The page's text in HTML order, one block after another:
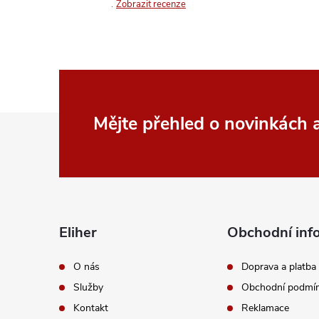
Zobrazit recenze
Mějte přehled o novinkách
Eliher
O nás
Služby
Kontakt
Obchodní
Doprava a platba
Obchodní
Reklamace